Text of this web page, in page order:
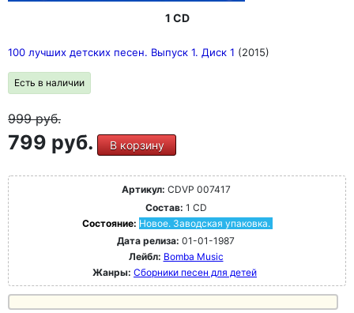
1 CD
100 лучших детских песен. Выпуск 1. Диск 1 (2015)
Есть в наличии
999руб.
799 руб. В корзину
Артикул: CDVP 007417
Состав: 1 CD
Состояние: Новое. Заводская упаковка.
Дата релиза: 01-01-1987
Лейбл: Bomba Music
Жанры: Сборники песен для детей